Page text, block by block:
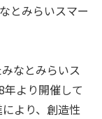
とみらいスマー
なとみらいス
より開催して
より、創造性